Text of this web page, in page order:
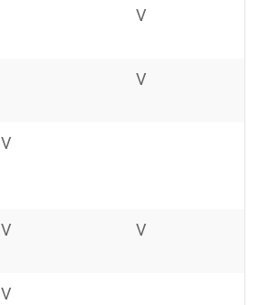
V
V
V
V V
V